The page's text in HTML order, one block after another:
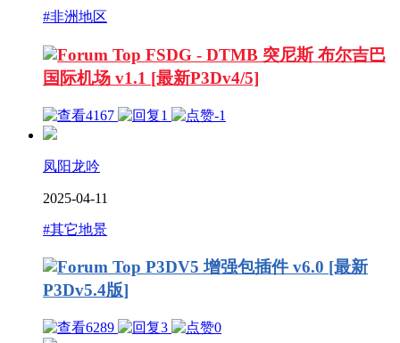
#非洲地区
FSDG - DTMB 突尼斯 布尔吉巴
国际机场 v1.1 [最新P3Dv4/5]
4167 1 -1
凤阳龙吟
2025-04-11
#其它地景
P3DV5 增强包插件 v6.0 [最新
P3Dv5.4版]
6289 3 0